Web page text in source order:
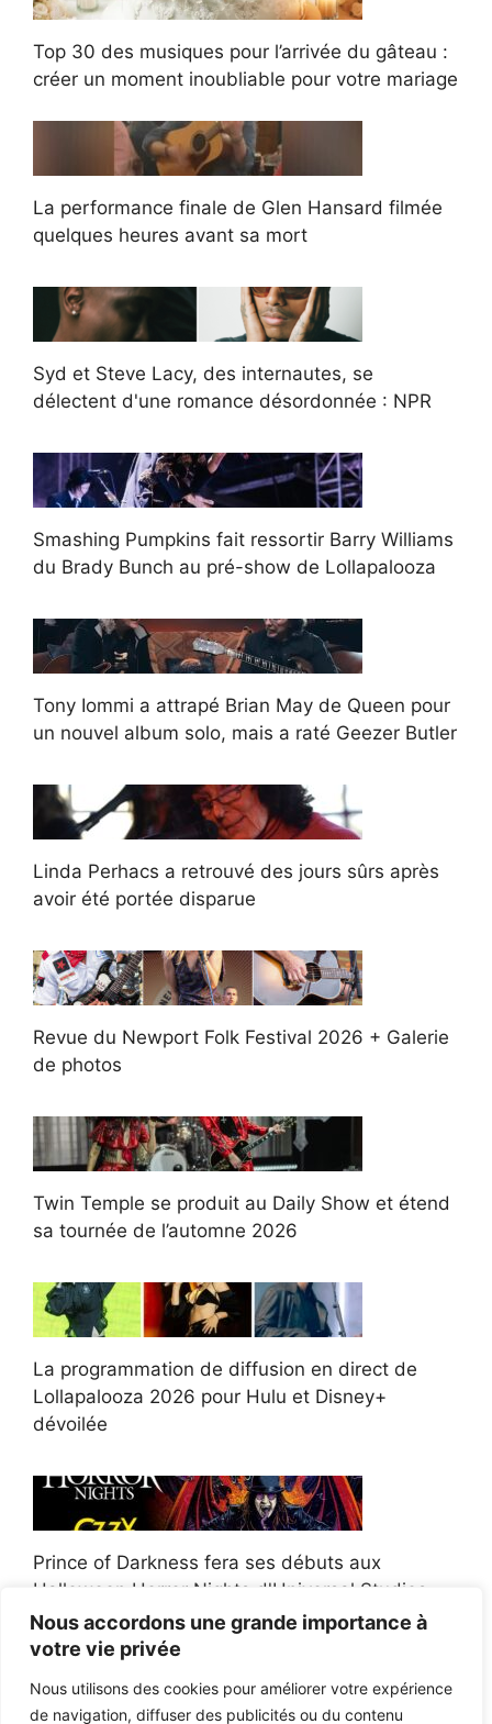
Nous accordons une grande importance à
votre vie privée
Nous utilisons des cookies pour améliorer votre expérience
de navigation, diffuser des publicités ou du contenu
Top 30 des musiques pour l’arrivée du gâteau :
créer un moment inoubliable pour votre mariage
La performance finale de Glen Hansard filmée
quelques heures avant sa mort
Syd et Steve Lacy, des internautes, se
délectent d'une romance désordonnée : NPR
Smashing Pumpkins fait ressortir Barry Williams
du Brady Bunch au pré-show de Lollapalooza
Tony Iommi a attrapé Brian May de Queen pour
un nouvel album solo, mais a raté Geezer Butler
Linda Perhacs a retrouvé des jours sûrs après
avoir été portée disparue
Revue du Newport Folk Festival 2026 + Galerie
de photos
Twin Temple se produit au Daily Show et étend
sa tournée de l’automne 2026
La programmation de diffusion en direct de
Lollapalooza 2026 pour Hulu et Disney+
dévoilée
Prince of Darkness fera ses débuts aux
Halloween Horror Nights d'Universal Studios